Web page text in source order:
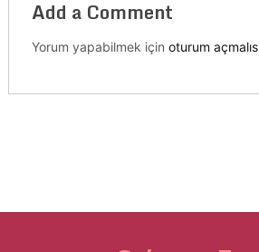
Add a Comment
Yorum yapabilmek için oturum